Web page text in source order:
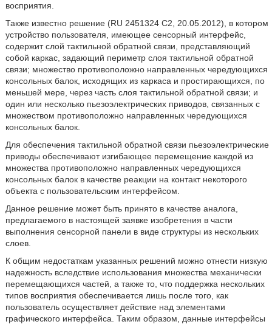
восприятия.
Также известно решение (RU 2451324 C2, 20.05.2012), в котором
устройство пользователя, имеющее сенсорный интерфейс,
содержит слой тактильной обратной связи, представляющий
собой каркас, задающий периметр слоя тактильной обратной
связи; множество противоположно направленных чередующихся
консольных балок, исходящих из каркаса и простирающихся, по
меньшей мере, через часть слоя тактильной обратной связи; и
один или несколько пьезоэлектрических приводов, связанных с
множеством противоположно направленных чередующихся
консольных балок.
Для обеспечения тактильной обратной связи пьезоэлектрические
приводы обеспечивают изгибающее перемещение каждой из
множества противоположно направленных чередующихся
консольных балок в качестве реакции на контакт некоторого
объекта с пользовательским интерфейсом.
Данное решение может быть принято в качестве аналога,
предлагаемого в настоящей заявке изобретения в части
выполнения сенсорной панели в виде структуры из нескольких
слоев.
К общим недостаткам указанных решений можно отнести низкую
надежность вследствие использования множества механически
перемещающихся частей, а также то, что поддержка нескольких
типов восприятия обеспечивается лишь после того, как
пользователь осуществляет действие над элементами
графического интерфейса. Таким образом, данные интерфейсы